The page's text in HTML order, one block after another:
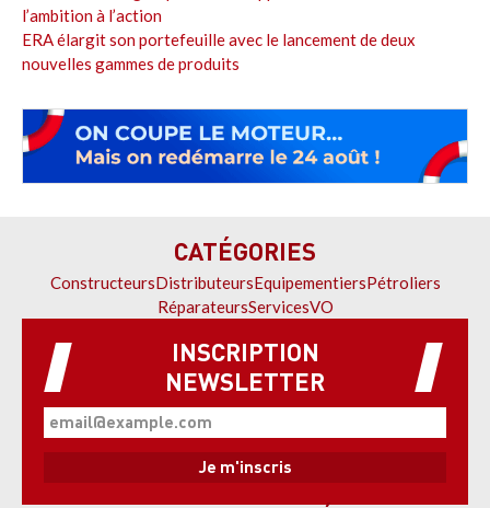
l’ambition à l’action
ERA élargit son portefeuille avec le lancement de deux
nouvelles gammes de produits
CATÉGORIES
ConstructeursDistributeursEquipementiersPétroliers
RéparateursServicesVO
INSCRIPTION
NEWSLETTER